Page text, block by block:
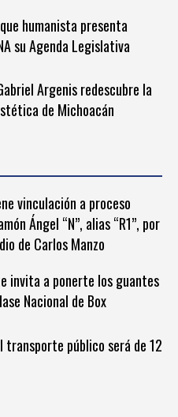
humanista presenta
su Agenda Legislativa
Argenis redescubre la
de Michoacán
vinculación a proceso
Ángel “N”, alias “R1”, por
de Carlos Manzo
invita a ponerte los guantes
Nacional de Box
transporte público será de 12